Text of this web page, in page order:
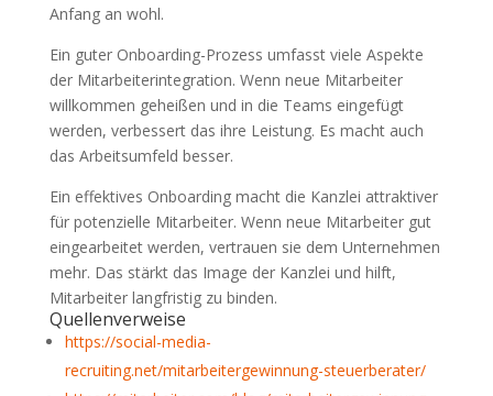
Anfang an wohl.
Ein guter Onboarding-Prozess umfasst viele Aspekte
der Mitarbeiterintegration. Wenn neue Mitarbeiter
willkommen geheißen und in die Teams eingefügt
werden, verbessert das ihre Leistung. Es macht auch
das Arbeitsumfeld besser.
Ein effektives Onboarding macht die Kanzlei attraktiver
für potenzielle Mitarbeiter. Wenn neue Mitarbeiter gut
eingearbeitet werden, vertrauen sie dem Unternehmen
mehr. Das stärkt das Image der Kanzlei und hilft,
Mitarbeiter langfristig zu binden.
Quellenverweise
https://social-media-
recruiting.net/mitarbeitergewinnung-steuerberater/